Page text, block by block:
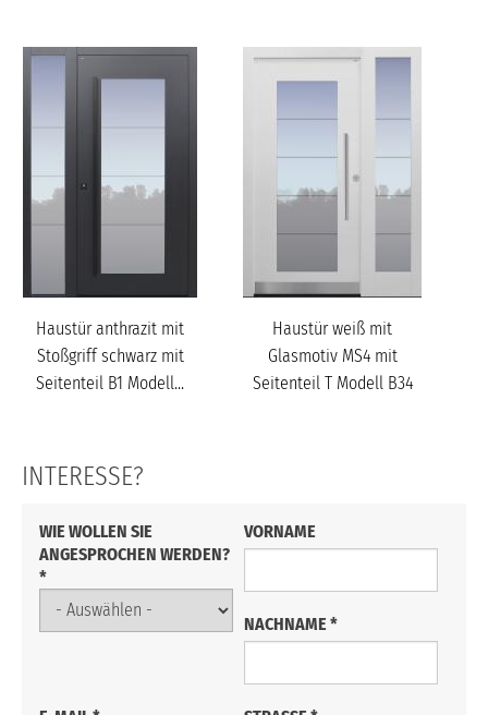
Haustür anthrazit mit
Stoßgriff schwarz mit
Seitenteil B1 Modell...
Haustür weiß mit
Glasmotiv MS4 mit
Seitenteil T Modell B34
INTERESSE?
WIE WOLLEN SIE
ANGESPROCHEN WERDEN?
*
VORNAME
NACHNAME *